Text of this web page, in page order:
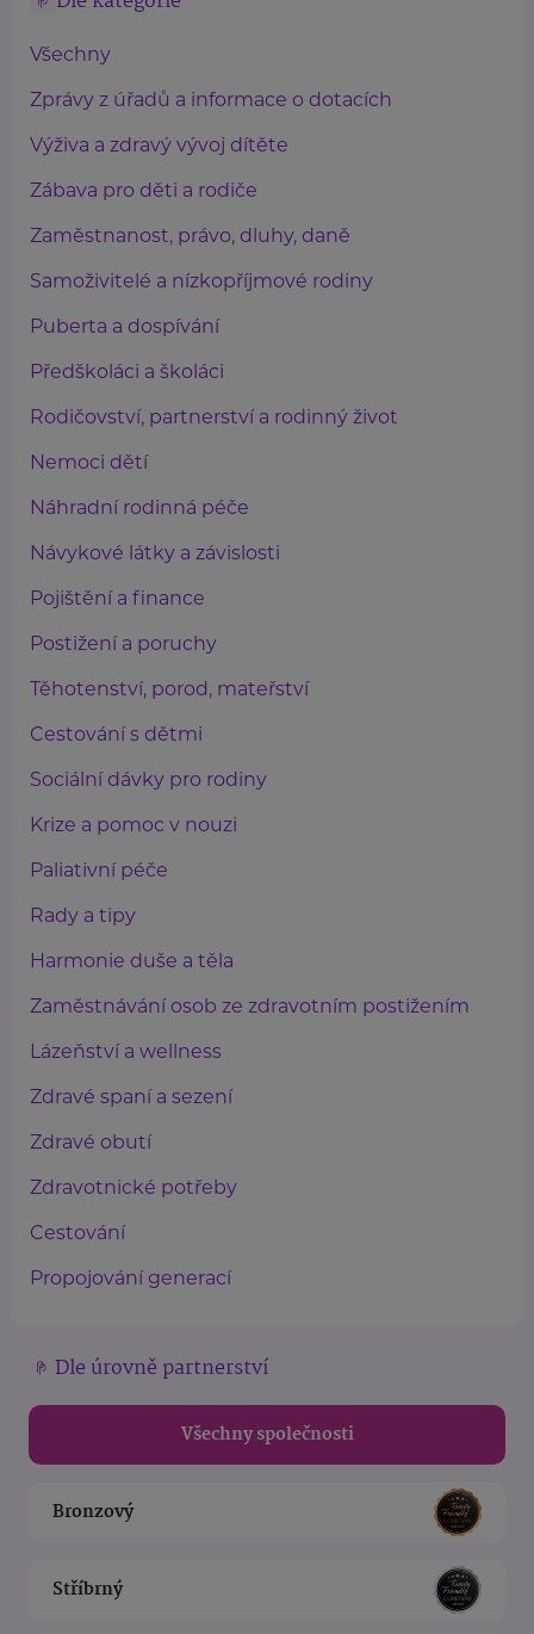
Všechny
Zprávy z úřadů a informace o dotacích
Výživa a zdravý vývoj dítěte
Zábava pro děti a rodiče
Zaměstnanost, právo, dluhy, daně
Samoživitelé a nízkopříjmové rodiny
Puberta a dospívání
Předškoláci a školáci
Rodičovství, partnerství a rodinný život
Nemoci dětí
Náhradní rodinná péče
Návykové látky a závislosti
Pojištění a finance
Postižení a poruchy
Těhotenství, porod, mateřství
Cestování s dětmi
Sociální dávky pro rodiny
Krize a pomoc v nouzi
Paliativní péče
Rady a tipy
Harmonie duše a těla
Zaměstnávání osob ze zdravotním postižením
Lázeňství a wellness
Zdravé spaní a sezení
Zdravé obutí
Zdravotnické potřeby
Cestování
Propojování generací
Dle úrovně partnerství
Všechny společnosti
Bronzový
Stříbrný